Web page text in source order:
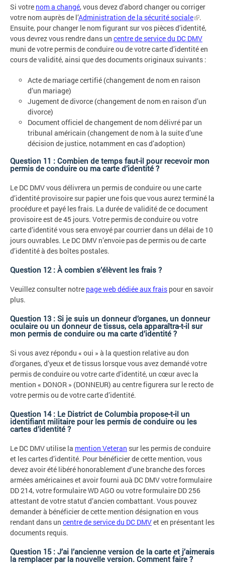
Si votre nom a changé, vous devez d'abord changer ou corriger
votre nom auprès de l’Administration de la sécurité sociale
.
Ensuite, pour changer le nom figurant sur vos pièces d’identité,
vous devrez vous rendre dans un centre de service du DC DMV
muni de votre permis de conduire ou de votre carte d’identité en
cours de validité, ainsi que des documents originaux suivants :
Acte de mariage certifié (changement de nom en raison
d’un mariage)
Jugement de divorce (changement de nom en raison d’un
divorce)
Document officiel de changement de nom délivré par un
tribunal américain (changement de nom à la suite d’une
décision de justice, notamment en cas d’adoption)
Question 11 : Combien de temps faut-il pour recevoir mon
permis de conduire ou ma carte d’identité ?
Le DC DMV vous délivrera un permis de conduire ou une carte
d’identité provisoire sur papier une fois que vous aurez terminé la
procédure et payé les frais. La durée de validité de ce document
provisoire est de 45 jours. Votre permis de conduire ou votre
carte d’identité vous sera envoyé par courrier dans un délai de 10
jours ouvrables. Le DC DMV n’envoie pas de permis ou de carte
d’identité à des boîtes postales.
Question 12 : À combien s’élèvent les frais ?
Veuillez consulter notre page web dédiée aux frais pour en savoir
plus.
Question 13 : Si je suis un donneur d’organes, un donneur
oculaire ou un donneur de tissus, cela apparaîtra-t-il sur
mon permis de conduire ou ma carte d’identité ?
Si vous avez répondu « oui » à la question relative au don
d’organes, d’yeux et de tissus lorsque vous avez demandé votre
permis de conduire ou votre carte d’identité, un cœur avec la
mention « DONOR » (DONNEUR) au centre figurera sur le recto de
votre permis ou de votre carte d’identité.
Question 14 : Le District de Columbia propose-t-il un
identifiant militaire pour les permis de conduire ou les
cartes d’identité ?
Le DC DMV utilise la mention Veteran sur les permis de conduire
et les cartes d’identité. Pour bénéficier de cette mention, vous
devez avoir été libéré honorablement d’une branche des forces
armées américaines et avoir fourni auà DC DMV votre formulaire
DD 214, votre formulaire WD AGO ou votre formulaire DD 256
attestant de votre statut d’ancien combattant. Vous pouvez
demander à bénéficier de cette mention désignation en vous
rendant dans un centre de service du DC DMVet en présentant les
documents requis.
Question 15 : J’ai l’ancienne version de la carte et j’aimerais
la remplacer par la nouvelle version. Comment faire ?